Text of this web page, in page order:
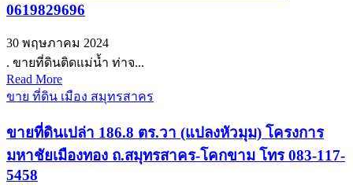
0619829696
30 พฤษภาคม 2024
. ขายที่ดินติดแม่น้ำ ท่าจ...
Read More
ขาย ที่ดิน เมือง สมุทรสาคร
ขายที่ดินเปล่า 186.8 ตร.วา (แปลงหัวมุม) โครงการ
มหาชัยเมืองทอง ถ.สมุทรสาคร-โคกขาม โทร 083-117-
5458